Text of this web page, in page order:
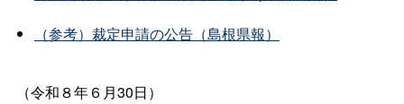
（参考）裁定申請の公告（島根県報）
（令和８年６月30日）